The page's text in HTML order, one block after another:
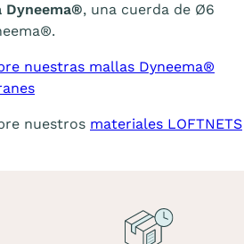
Dyneema®, una cuerda de Ø6
nuestras mallas Dyneema®
nuestros materiales LOFTNETS